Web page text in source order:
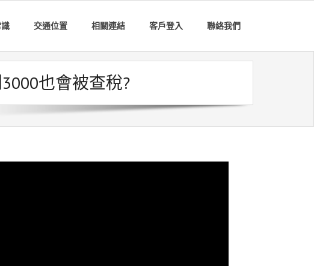
交通位置 相關連結 客戶登入 聯絡我們
也會被查稅?